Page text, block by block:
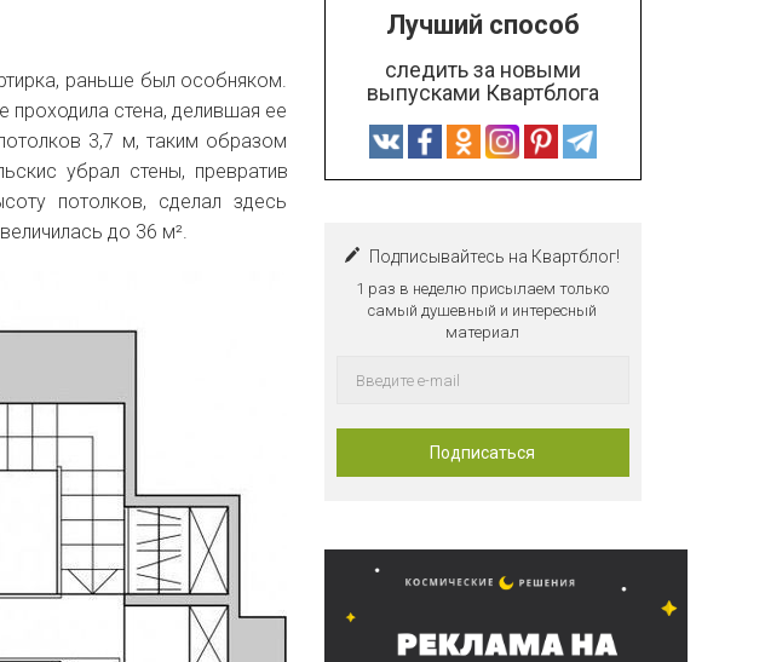
раньше был особняком.
проходила стена, делившая ее
3,7 м, таким образом
убрал стены, превратив
потолков, сделал здесь
до 36 м².
Лучший способ
следить за новыми
выпусками Квартблога
Подписывайтесь на Квартблог!
1 раз в неделю присылаем только
самый душевный и интересный
материал